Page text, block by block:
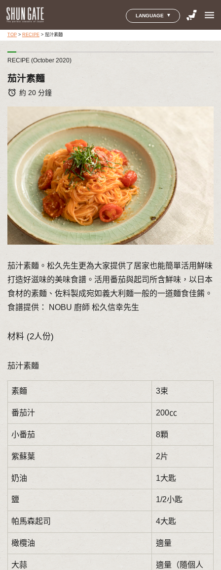
LANGUAGE menu
TOP> RECIPE> 茄汁素麵
RECIPE (October 2020)
茄汁素麵
alarm 約 20 分鐘
茄汁素麵。松久先生更為大家提供了居家也能簡單活用鮮味
打造好滋味的美味食譜。活用番茄與起司所含鮮味，以日本
食材的素麵、佐料製成宛如義大利麵一般的一道麵食佳餚。
食譜提供： NOBU 廚師 松久信幸先生
材料 (2人份)
茄汁素麵
素麵 3束
番茄汁 200㏄
小番茄 8顆
紫蘇葉 2片
奶油 1大匙
鹽 1/2小匙
帕馬森起司 4大匙
橄欖油 適量
大蒜
適量（隨個人